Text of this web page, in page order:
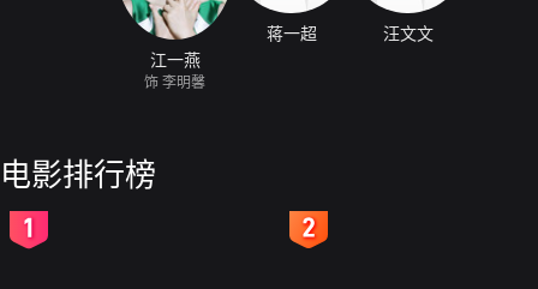
江一燕
饰 李明馨
蒋一超 汪文文
电影排行榜